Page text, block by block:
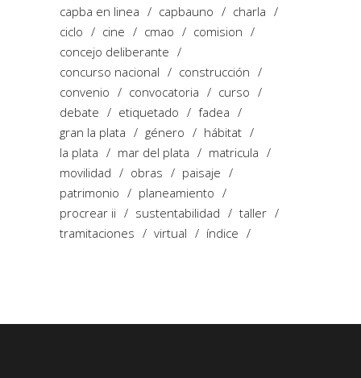
capba en linea
capbauno
charla
ciclo
cine cmao
comision
concejo deliberante
concurso nacional
construcción
convenio
convocatoria
curso
debate
etiquetado
fadea
gran la plata
género
hábitat
la plata
mar del plata
matricula
movilidad
obras
paisaje
patrimonio
planeamiento
procrear ii
sustentabilidad
taller
tramitaciones
virtual índice